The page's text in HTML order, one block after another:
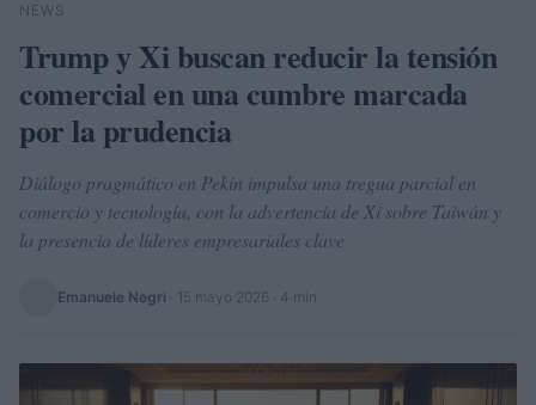
Buscar
NEWS
Trump y Xi buscan reducir la tensión
comercial en una cumbre marcada
por la prudencia
Diálogo pragmático en Pekín impulsa una tregua parcial en
comercio y tecnología, con la advertencia de Xi sobre Taiwán y
la presencia de líderes empresariales clave
Emanuele Negri 15 mayo 2026 · 4 min